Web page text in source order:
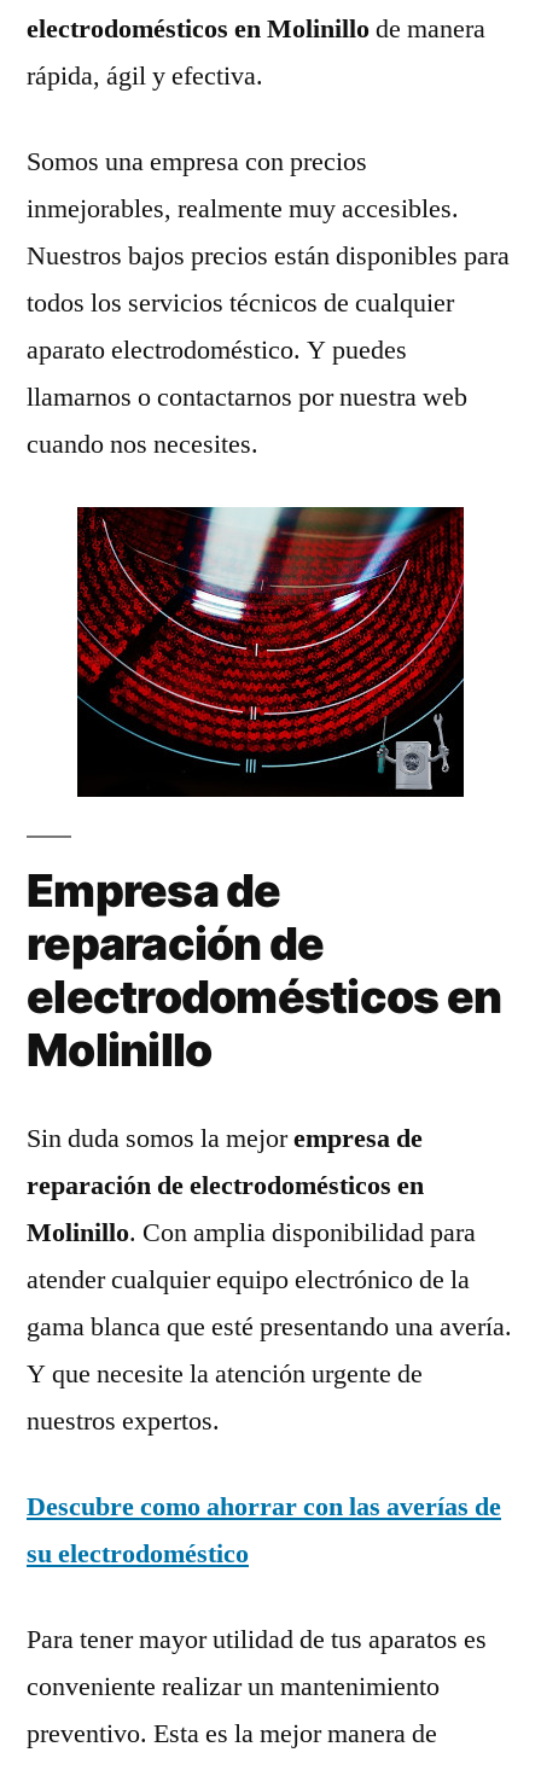
electrodomésticos en Molinillode manera
rápida, ágil y efectiva.
Somos una empresa con precios
inmejorables, realmente muy accesibles.
Nuestros bajos precios están disponibles para
todos los servicios técnicos de cualquier
aparato electrodoméstico. Y puedes
llamarnos o contactarnos por nuestra web
cuando nos necesites.
Empresa de
reparación de
electrodomésticos en
Molinillo
Sin duda somos la mejorempresa de
reparación de electrodomésticos en
Molinillo. Con amplia disponibilidad para
atender cualquier equipo electrónico de la
gama blanca que esté presentando una avería.
Y que necesite la atención urgente de
nuestros expertos.
Descubre como ahorrar con las averías de
su electrodoméstico
Para tener mayor utilidad de tus aparatos es
conveniente realizar un mantenimiento
preventivo. Esta es la mejor manera de